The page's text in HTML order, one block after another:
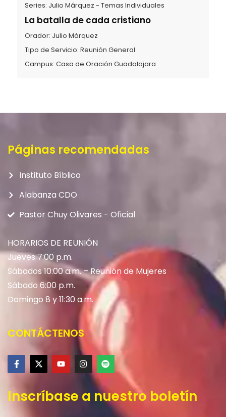
Series: Julio Márquez - Temas Individuales
La batalla de cada cristiano
Orador: Julio Márquez
Tipo de Servicio:Reunión General
Campus:Casa de Oración Guadalajara
Páginas recomendadas
Instituto Bíblico
Alabanza CDO
Pastor Chuy Olivares - Oficial
HORARIOS DE REUNIÓN
Jueves 7:00 p.m.
Sábados 10:00 a.m. – Reunión de Mujeres
Sábado 6:00 p.m.
Domingo 8 y 11:30 a.m.
CONTÁCTENOS
Inscríbase a nuestro boletín